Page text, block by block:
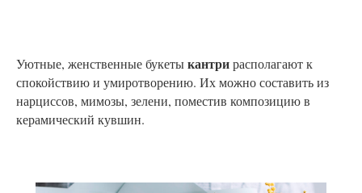
Уютные, женственные букетыкантрирасполагают к
спокойствию и умиротворению. Их можно составить из
нарциссов, мимозы, зелени, поместив композицию в
керамический кувшин.